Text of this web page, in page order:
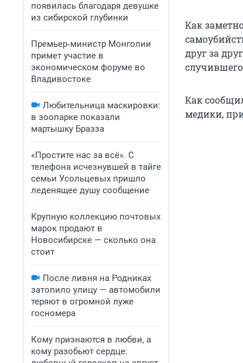
появилась благодаря девушке
из сибирской глубинки
Премьер‑министр Монголии
примет участие в
экономическом форуме во
Владивостоке
Любительница маскировки:
в зоопарке показали
мартышку Бразза
«Простите нас за всё». С
телефона исчезнувшей в тайге
семьи Усольцевых пришло
леденящее душу сообщение
Крупную коллекцию почтовых
марок продают в
Новосибирске — сколько она
стоит
После ливня на Родниках
затопило улицу — автомобили
теряют в огромной луже
госномера
Кому признаются в любви, а
кому разобьют сердце:
Как
друг за
Как
медики,